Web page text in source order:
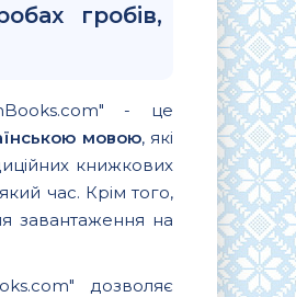
гробів,
- це
мовою, які
книжкових
час. Крім того,
завантаження на
дозволяє